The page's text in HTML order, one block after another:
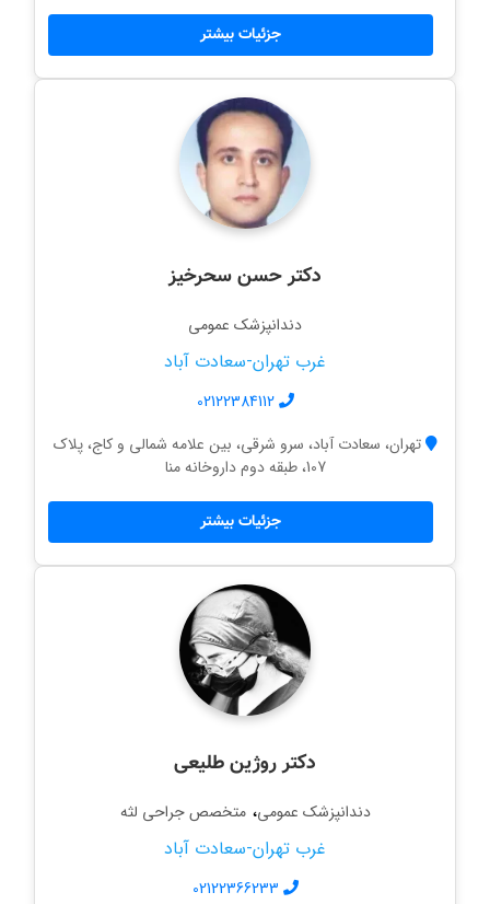
جزئیات بیشتر
دکتر حسن سحرخیز
دندانپزشک عمومی
غرب تهران-سعادت آباد
02122384112
تهران، سعادت آباد، سرو شرقی، بین علامه شمالی و کاج، پلاک
107، طبقه دوم داروخانه منا
جزئیات بیشتر
دکتر روژین طلیعی
دندانپزشک عمومی،متخصص جراحی لثه
غرب تهران-سعادت آباد
02122366233